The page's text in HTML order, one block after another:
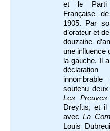
et le Parti
Française
1905. Par
d’orateur et
douzaine
une influence
la gauche. Il
soutenu
Les Preuves
Dreyfus, et il
avecLa
Louis